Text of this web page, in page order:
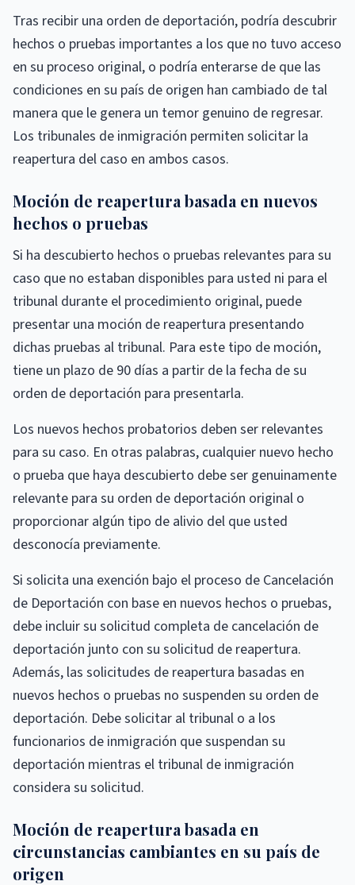
Tras recibir una orden de deportación, podría descubrir
hechos o pruebas importantes a los que no tuvo acceso
en su proceso original, o podría enterarse de que las
condiciones en su país de origen han cambiado de tal
manera que le genera un temor genuino de regresar.
Los tribunales de inmigración permiten solicitar la
reapertura del caso en ambos casos.
Moción de reapertura basada en nuevos
hechos o pruebas
Si ha descubierto hechos o pruebas relevantes para su
caso que no estaban disponibles para usted ni para el
tribunal durante el procedimiento original, puede
presentar una moción de reapertura presentando
dichas pruebas al tribunal. Para este tipo de moción,
tiene un plazo de 90 días a partir de la fecha de su
orden de deportación para presentarla.
Los nuevos hechos probatorios deben ser relevantes
para su caso. En otras palabras, cualquier nuevo hecho
o prueba que haya descubierto debe ser genuinamente
relevante para su orden de deportación original o
proporcionar algún tipo de alivio del que usted
desconocía previamente.
Si solicita una exención bajo el proceso de Cancelación
de Deportación con base en nuevos hechos o pruebas,
debe incluir su solicitud completa de cancelación de
deportación junto con su solicitud de reapertura.
Además, las solicitudes de reapertura basadas en
nuevos hechos o pruebas no suspenden su orden de
deportación. Debe solicitar al tribunal o a los
funcionarios de inmigración que suspendan su
deportación mientras el tribunal de inmigración
considera su solicitud.
Moción de reapertura basada en
circunstancias cambiantes en su país de
origen